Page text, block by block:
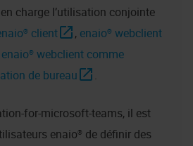
charge l’utilisation conjointe
client , enaio® webclient
enaio® webclient comme
de bureau
.
for-microsoft-teams, il est
enaio® de définir des